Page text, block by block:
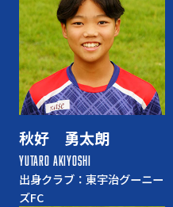
秋好 勇太朗
YUTARO AKIYOSHI
出身クラブ：東宇治グーニー
ズFC